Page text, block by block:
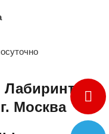
Лабиринт» -
Москва